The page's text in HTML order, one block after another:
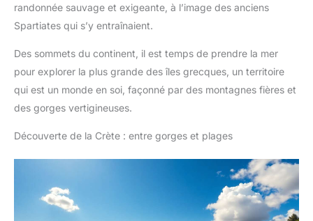
randonnée sauvage et exigeante, à l’image des anciens
Spartiates qui s’y entraînaient.
Des sommets du continent, il est temps de prendre la mer
pour explorer la plus grande des îles grecques, un territoire
qui est un monde en soi, façonné par des montagnes fières et
des gorges vertigineuses.
Découverte de la Crète : entre gorges et plages